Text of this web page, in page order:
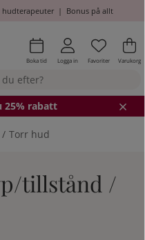
hudterapeuter| Bonus på allt
Boka tid Logga in Antal i
.
Favoriter .
Varukorg
25% rabatt
Torr hud
tillstånd /